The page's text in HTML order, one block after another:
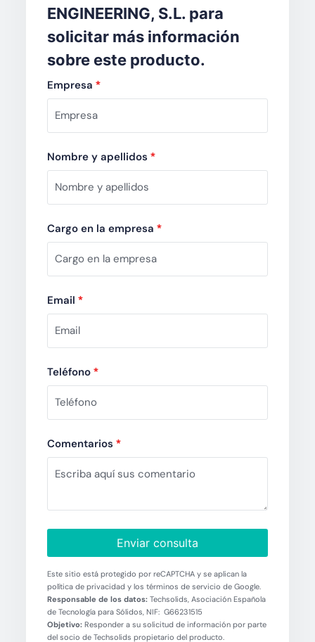
ENGINEERING, S.L. para
solicitar más información
sobre este producto.
Empresa *
Nombre y apellidos *
Cargo en la empresa *
Email *
Teléfono *
Comentarios *
Enviar consulta
Este sitio está protegido por reCAPTCHA y se aplican la
política de privacidad y los términos de servicio de Google.
Responsable de los datos:Techsolids, Asociación Española
de Tecnología para Sólidos, NIF: G66231515
Objetivo:Responder a su solicitud de información por parte
del socio de Techsolids propietario del producto.